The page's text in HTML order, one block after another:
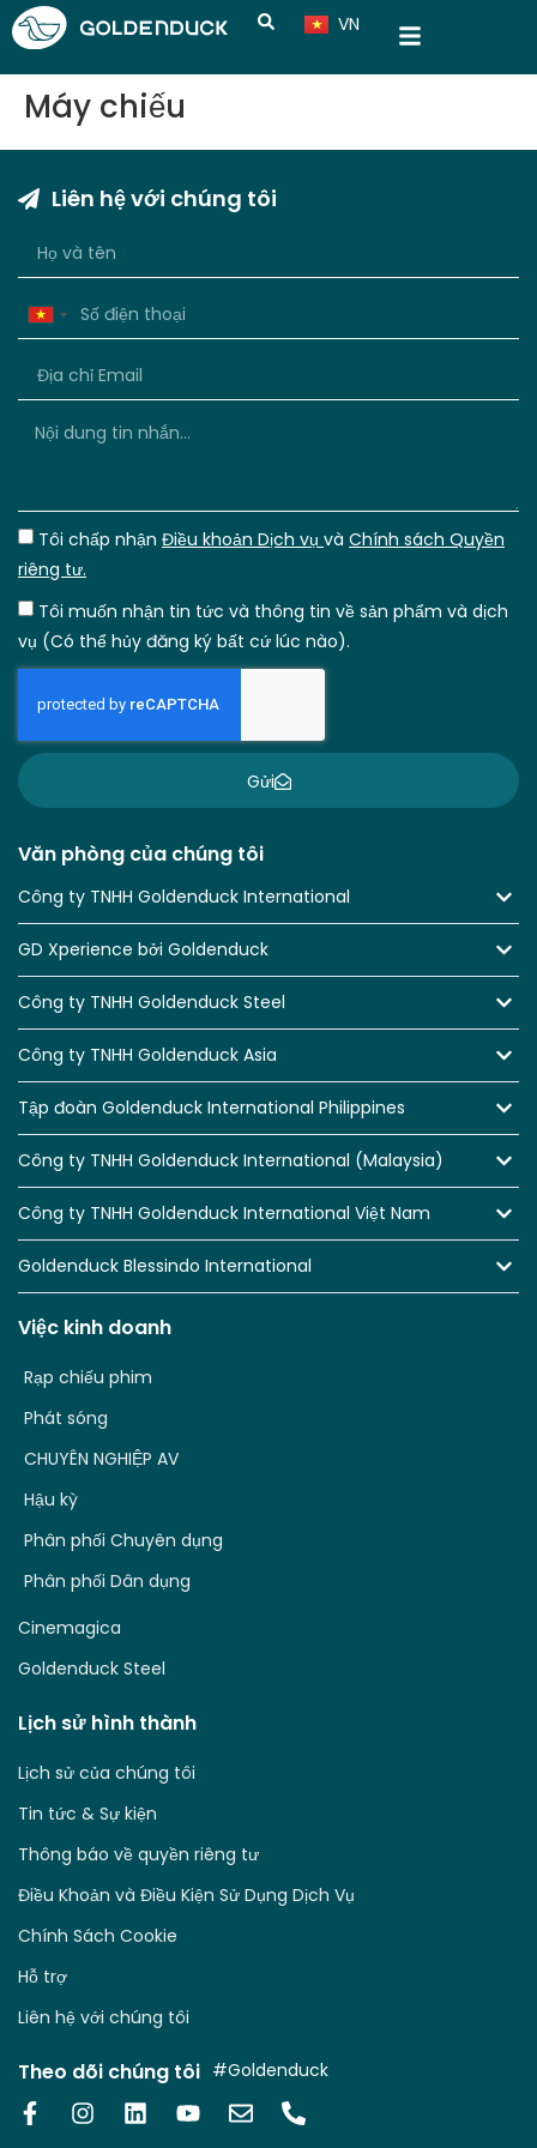
VN
CN
Máy chiếu
Văn phòng của chúng tôi
Công ty TNHH Goldenduck International
GD Xperience bởi Goldenduck
Công ty TNHH Goldenduck Steel
Công ty TNHH Goldenduck Asia
Tập đoàn Goldenduck International Philippines
Công ty TNHH Goldenduck International (Malaysia)
Công ty TNHH Goldenduck International Việt Nam
Goldenduck Blessindo International
Việc kinh doanh
Phân phối Dân dụng
Phân phối Chuyên dụng
Hậu kỳ
CHUYÊN NGHIỆP AV
Phát sóng
Rạp chiếu phim
Cinemagica
Goldenduck Steel
Lịch sử hình thành
Lịch sử của chúng tôi
Tin tức & Sự kiện
Thông báo về quyền riêng tư
Điều Khoản và Điều Kiện Sử Dụng Dịch Vụ
Chính Sách Cookie
Hỗ trợ
Liên hệ với chúng tôi
Theo dõi chúng tôi #Goldenduck
Liên hệ với chúng tôi
Vietnam
Tôi chấp nhận Điều khoản Dịch vụ và Chính sách Quyền
riêng tư.
Tôi muốn nhận tin tức và thông tin về sản phẩm và dịch
vụ (Có thể hủy đăng ký bất cứ lúc nào).
Gửi